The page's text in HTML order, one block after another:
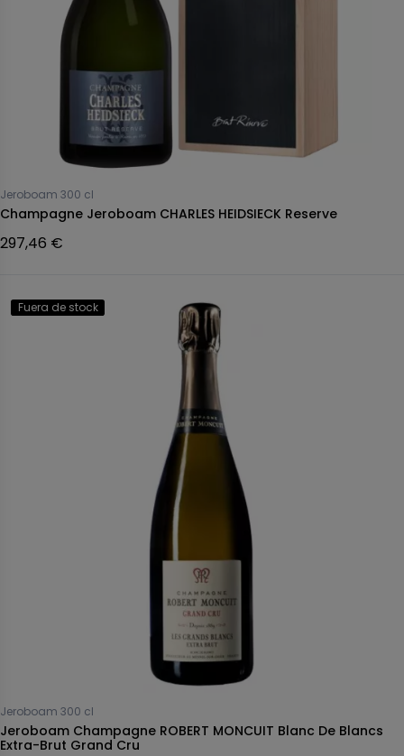
Jeroboam 300 cl
Champagne Jeroboam CHARLES HEIDSIECK Reserve
297,46 €
Fuera de stock
Jeroboam 300 cl
Jeroboam Champagne ROBERT MONCUIT Blanc De Blancs
Extra-Brut Grand Cru